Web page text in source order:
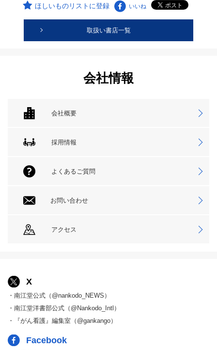
ほしいものリストに登録 いいね
取扱い書店一覧
会社情報
会社概要
採用情報
よくあるご質問
お問い合わせ
アクセス
X
・南江堂公式（@nankodo_NEWS）
・南江堂洋書部公式（@Nankodo_Intl）
・『がん看護』編集室（@gankango）
Facebook